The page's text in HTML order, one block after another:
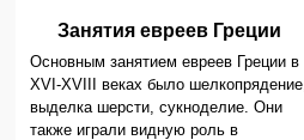
Занятия евреев Греции
Основным занятием евреев Греции в
XVI-XVIII веках было шелкопрядение,
выделка шерсти, сукноделие. Они
также играли видную роль в